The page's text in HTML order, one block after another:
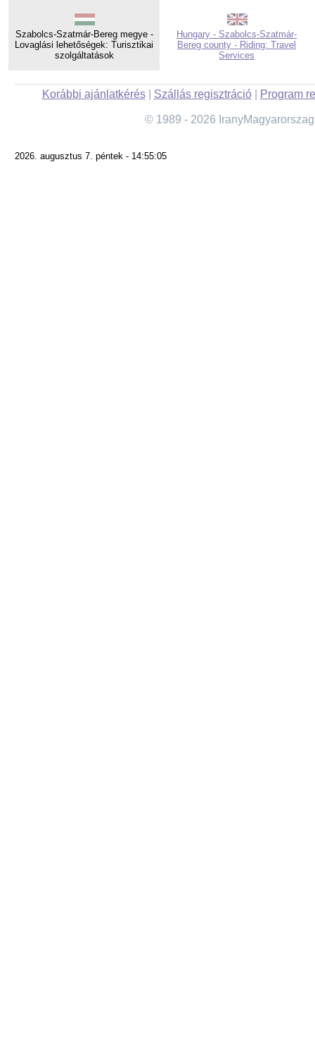
Szabolcs-Szatmár-Bereg megye -
Lovaglási lehetőségek: Turisztikai
szolgáltatások
Hungary - Szabolcs-Szatmár-
Bereg county - Riding: Travel
Services
Korábbi ajánlatkérés| Szállás regisztráció| Program
© 1989 - 2026
2026. augusztus 7. péntek - 14:55:05